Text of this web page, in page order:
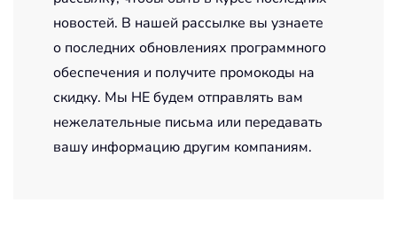
новостей. В нашей рассылке вы узнаете
о последних обновлениях программного
обеспечения и получите промокоды на
скидку. Мы НЕ будем отправлять вам
нежелательные письма или передавать
вашу информацию другим компаниям.